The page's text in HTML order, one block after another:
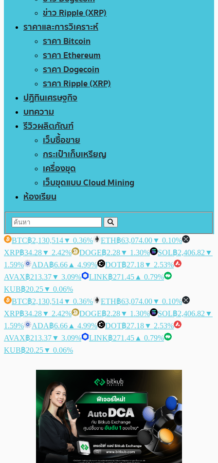
ข่าว Ripple (XRP)
ราคาและการวิเคราะห์
ราคา Bitcoin
ราคา Ethereum
ราคา Dogecoin
ราคา Ripple (XRP)
ปฏิทินเศรษฐกิจ
บทความ
รีวิวผลิตภัณฑ์
เว็บซื้อขาย
กระเป๋าเก็บเหรียญ
เครื่องขุด
เว็บขุดแบบ Cloud Mining
ห้องเรียน
BTC฿2,130,514▼ 0.36% ETH฿63,074.00▼ 0.10%
XRP฿34.28▼ 2.42% DOGE฿2.28▼ 1.30% SOL฿2,406.82 ▼
1.59%
ADA฿6.66 ▲ 4.99% DOT฿27.18▼ 2.53%
AVAX฿213.37▼ 3.09% LINK฿271.45 ▲ 0.79%
KUB฿20.25▼ 0.06%
BTC฿2,130,514▼ 0.36% ETH฿63,074.00▼ 0.10%
XRP฿34.28▼ 2.42% DOGE฿2.28▼ 1.30% SOL฿2,406.82 ▼
1.59%
ADA฿6.66 ▲ 4.99% DOT฿27.18▼ 2.53%
AVAX฿213.37▼ 3.09% LINK฿271.45 ▲ 0.79%
KUB฿20.25▼ 0.06%